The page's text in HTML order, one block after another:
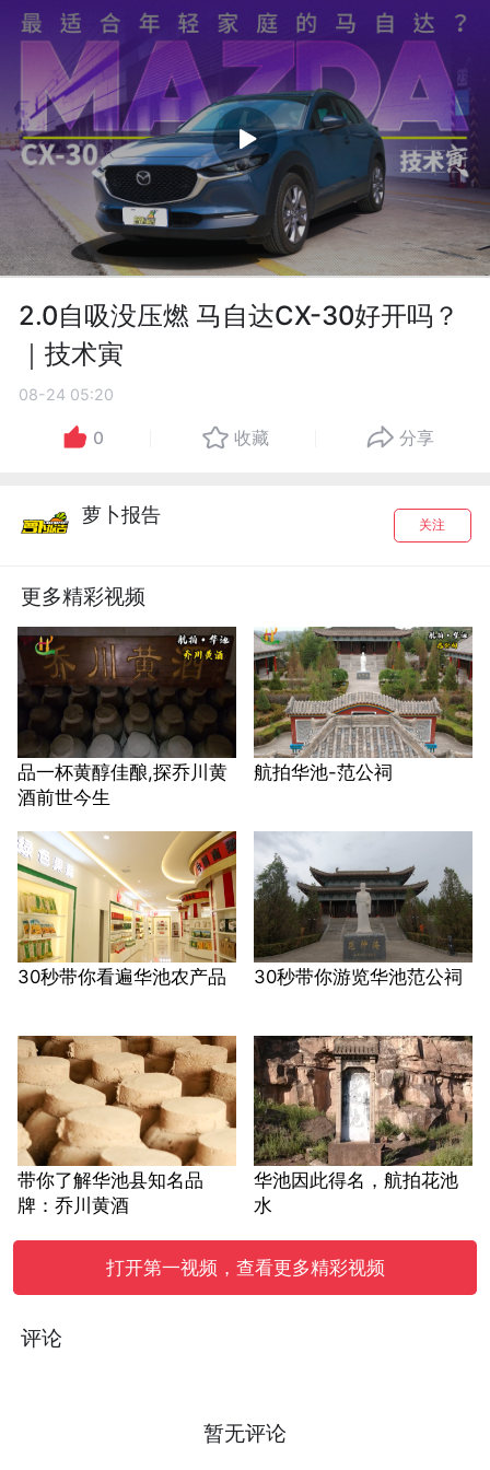
2.0自吸没压燃 马自达CX-30好开吗？
｜技术寅
08-24 05:20
0 收藏 分享
萝卜报告 关注
更多精彩视频
品一杯黄醇佳酿,探乔川黄
酒前世今生
航拍华池-范公祠
30秒带你看遍华池农产品 30秒带你游览华池范公祠
带你了解华池县知名品
牌：乔川黄酒
华池因此得名，航拍花池
水
打开第一视频，查看更多精彩视频
评论
暂无评论